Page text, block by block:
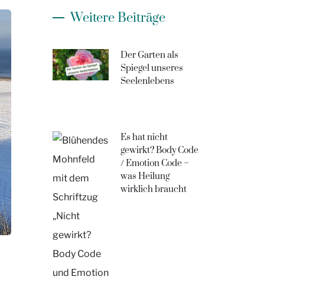
Weitere Beiträge
Der Garten als
Spiegel unseres
Seelenlebens
Es hat nicht
gewirkt? Body Code
/ Emotion Code –
was Heilung
wirklich braucht